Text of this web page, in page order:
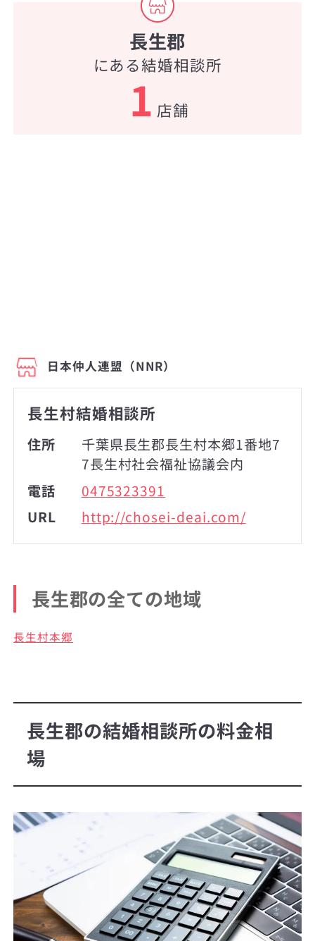
長生郡
にある結婚相談所
1 店舗
日本仲人連盟（NNR）
長生村結婚相談所
住所
千葉県長生郡長生村本郷1番地7
7長生村社会福祉協議会内
電話
0475323391
URL
http://chosei-deai.com/
長生郡の全ての地域
長生村本郷
長生郡の結婚相談所の料金相
場